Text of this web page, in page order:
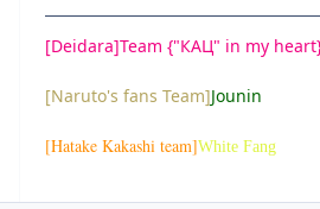
[Deidara]Team {"КАЦ" in my
[Naruto's fans Team]Jounin
[Hatake Kakashi team]White Fang